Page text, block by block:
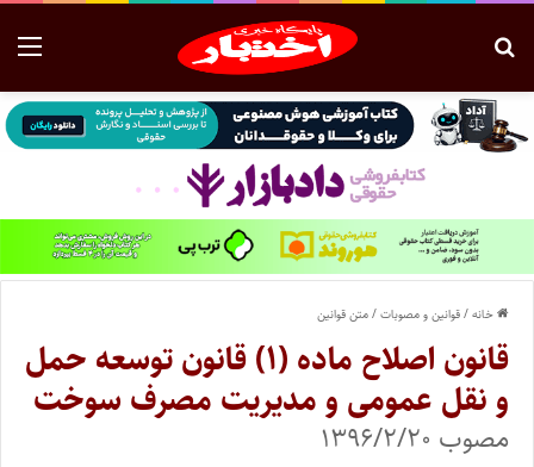
خانه/قوانین و مصوبات/متن قوانین
قانون اصلاح ماده (۱) قانون توسعه حمل
و نقل عمومی و مدیریت مصرف سوخت
مصوب ۱۳۹۶/۲/۲۰